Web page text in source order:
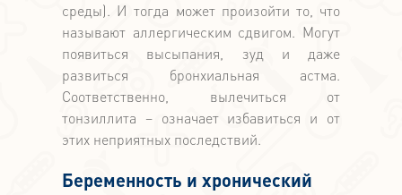
среды). И тогда может произойти то, что
называют аллергическим сдвигом. Могут
появиться высыпания, зуд и даже
развиться бронхиальная астма.
Соответственно, вылечиться от
тонзиллита – означает избавиться и от
этих неприятных последствий.
Беременность и хронический